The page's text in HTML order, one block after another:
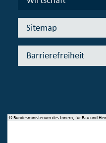
Sitemap
Barrierefreiheit
© Bundesministerium des Innern, für Bau und